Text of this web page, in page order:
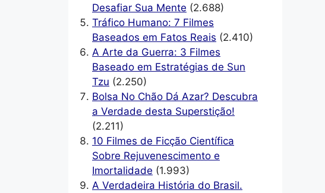
Desafiar Sua Mente (2.688)
Tráfico Humano: 7 Filmes
Baseados em Fatos Reais (2.410)
A Arte da Guerra: 3 Filmes
Baseado em Estratégias de Sun
Tzu (2.250)
Bolsa No Chão Dá Azar? Descubra
a Verdade desta Superstição!
(2.211)
10 Filmes de Ficção Científica
Sobre Rejuvenescimento e
Imortalidade (1.993)
A Verdadeira História do Brasil.